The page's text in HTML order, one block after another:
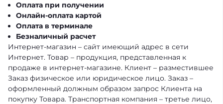
Оплата при получении
Онлайн-оплата картой
Оплата в терминале
Безналичный расчет
Интернет-магазин – сайт имеющий адрес в сети
Интернет. Товар – продукция, представленная к
продаже в интернет-магазине. Клиент – разместившее
Заказ физическое или юридическое лицо. Заказ –
оформленный должным образом запрос Клиента на
покупку Товара. Транспортная компания – третье лицо,